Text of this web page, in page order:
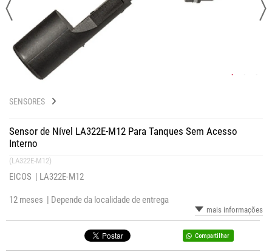
SENSORES
Sensor de Nível LA322E-M12 Para Tanques Sem Acesso
Interno
(LA322E-M12)
EICOS | LA322E-M12
12 meses | Depende da localidade de entrega
mais informações
Compartilhar